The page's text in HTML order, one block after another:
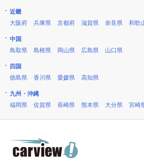
近畿
大阪府
兵庫県 京都府 滋賀県 奈良県 和歌
中国
鳥取県
島根県 岡山県 広島県 山口県
四国
徳島県
香川県 愛媛県 高知県
九州・沖縄
福岡県
佐賀県 長崎県 熊本県 大分県 宮崎